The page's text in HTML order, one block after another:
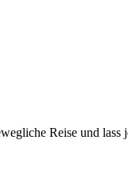
Reise und lass